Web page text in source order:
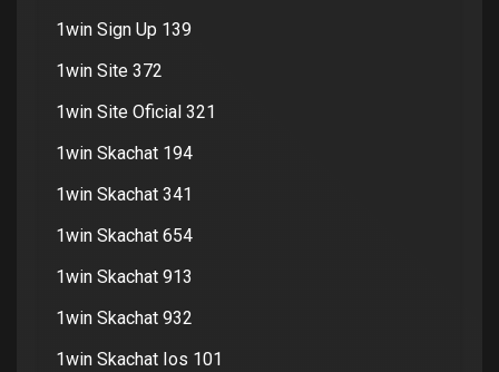
1win Sign Up 139
1win Site 372
1win Site Oficial 321
1win Skachat 194
1win Skachat 341
1win Skachat 654
1win Skachat 913
1win Skachat 932
1win Skachat Ios 101